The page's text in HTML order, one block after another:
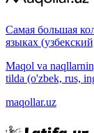
Самая большая
языках
Maqol va
tilda (o'zbek, rus,
maqollar.uz